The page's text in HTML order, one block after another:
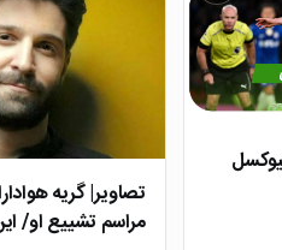
چلسی 0 – 1 نیوکسل
تصاویر| گریه
مراسم تشییع او/